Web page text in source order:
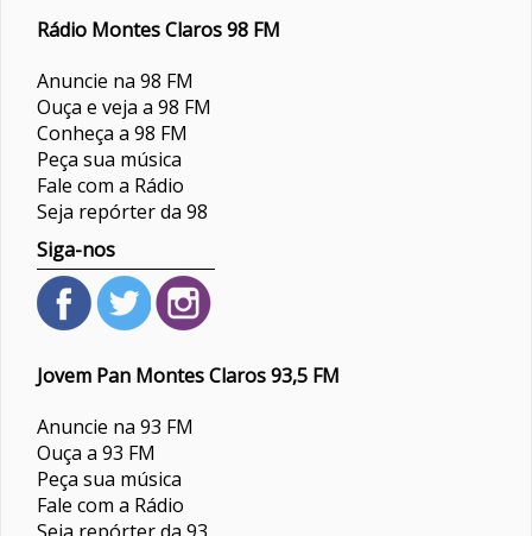
Rádio Montes Claros 98 FM
Anuncie na 98 FM
Ouça e veja a 98 FM
Conheça a 98 FM
Peça sua música
Fale com a Rádio
Seja repórter da 98
Siga-nos
Jovem Pan Montes Claros 93,5 FM
Anuncie na 93 FM
Ouça a 93 FM
Peça sua música
Fale com a Rádio